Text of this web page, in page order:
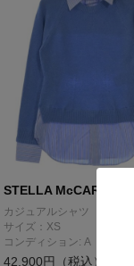
STELLA McCARTNEY
カジュアルシャツ
サイズ：XS
コンディション: A
42,900円（税込）